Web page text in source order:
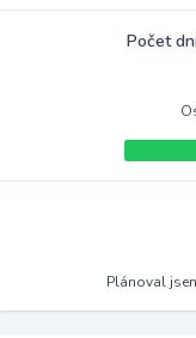
Počet
Plánoval